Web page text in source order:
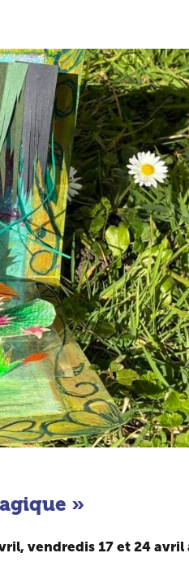
»
vendredis 17 et 24 avril